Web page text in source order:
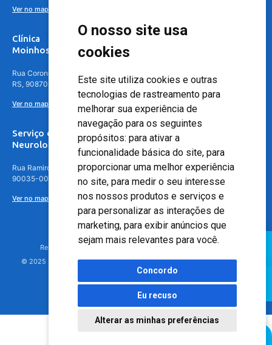
O nosso site usa
cookies
Este site utiliza cookies e outras
tecnologias de rastreamento para
melhorar sua experiência de
navegação para os seguintes
propósitos: para ativar a
funcionalidade básica do site, para
proporcionar uma melhor experiência
no site, para medir o seu interesse
nos nossos produtos e serviços e
para personalizar as interações de
marketing, para exibir anúncios que
sejam mais relevantes para você.
Concordo
Eu recuso
Alterar as minhas preferências
Ver no mapa
Clínica
Moinhos de Vento - Teresópolis
Rua Coronel Aparício Borges, 250 - 3º andar - Teresópolis, Porto Alegre -
RS, 90870-016
Ver no mapa
Serviço de
Neurologia
Rua Ramiro Barcelos, 630 – 5º andar – Floresta, Porto Alegre – RS,
90035-001
Ver no mapa
Responsável Técnico: Dr. Luiz Antonio Nasi - CREMERS 11217
© 2025 - Hospital Moinhos de Vento - Registro Empresa (CRM-RS): 425